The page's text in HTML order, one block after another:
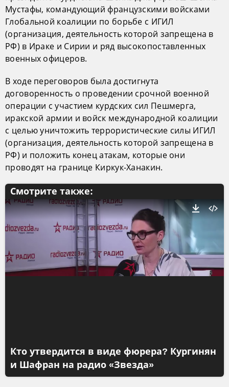
Мустафы, командующий французскими войсками
Глобальной коалиции по борьбе с ИГИЛ
(организация, деятельность которой запрещена в
РФ) в Ираке и Сирии и ряд высокопоставленных
военных офицеров.
В ходе переговоров была достигнута
договоренность о проведении срочной военной
операции с участием курдских сил Пешмерга,
иракской армии и войск международной коалиции
с целью уничтожить террористические силы ИГИЛ
(организация, деятельность которой запрещена в
РФ) и положить конец атакам, которые они
проводят на границе Киркук-Ханакин.
Смотрите также:
Кто утвердится в виде фюрера? Кургинян
и Шафран на радио «Звезда»